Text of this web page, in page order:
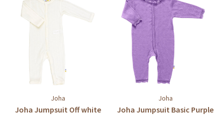
Joha
Joha Jumpsuit Off white
Joha
Joha Jumpsuit Basic Purple